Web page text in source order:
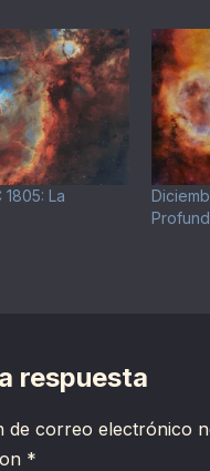
1805: La
respuesta
de correo electrónico
*